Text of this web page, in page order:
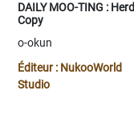
DAILY MOO-TING : Herd
Copy
o-okun
Éditeur : NukooWorld
Studio